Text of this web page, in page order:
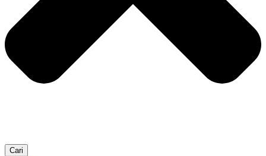
Cari